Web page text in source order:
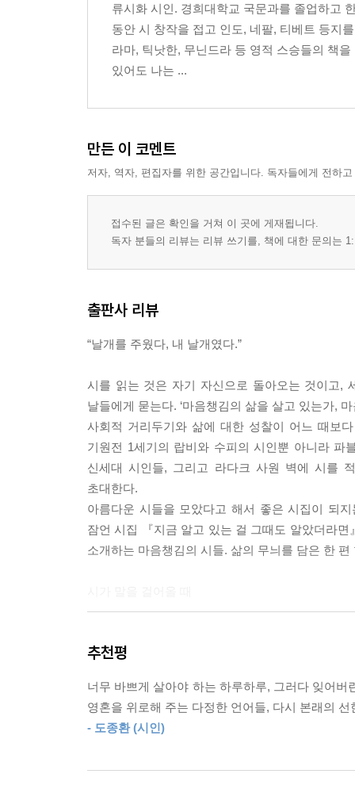
그 손이 이 손들이다 _ 마이클 로젠
하지 않은 죄 _ 마거릿 생스터
모기 _ 에이미 네주쿠마타틸
치유의 시간 _ 페샤 조이스 거틀러
인생의 흉터들 _ 엘라 휠러 윌콕스
가장 나쁜 일 _ 나짐 히크메트
산다 _ 다니카와 슌타로
흐르는 _ 존 오도나휴
너를 안아도 될까? _ 브래드 앤더슨
혼돈을 사랑하라 _ 알베르트 에스피노사
날개 _ 베라 파블로바
게슈탈트 기도문 _ 프리츠 펄스
네가 있는 곳에 도달하기 위해서는 _ T. S. 엘리엇
그녀는 내려놓았다 _ 새파이어 로즈
왜 목재 트럭 운전사는 선승보다 일찍 일어나는가
더 느리게 춤추라 _ 데이비드 L. 웨더포드
고양이는 옳다 _ 브라이언 패튼
산다는 것에 대해 _ 나짐 히크메트
연필 _ W. S. 머윈
내 인생 최악의 날에 _ 엘렌 바스
나는 걷는다 _ 랍비 힐렐
최고의 노래 _ 웬델 베리
희망 _ 리젤 뮬러
고요한 세상 _ 제프리 맥다니엘
류시화 시인. 경희대학교 국문과를 졸업하고
동안 시 창작을 접고 인도, 네팔, 티베트 등지
라마, 틱낫한, 무닌드라 등 영적 스승들의 책
있어도 나는 ...
만든 이 코멘트
저자, 역자, 편집자를 위한 공간입니다. 독자들에게 전하
접수된 글은 확인을 거쳐 이 곳에 게재됩니다.
독자 분들의 리뷰는 리뷰 쓰기를, 책에 대한 문의는
출판사 리뷰
“날개를 주웠다, 내 날개였다.”
시를 읽는 것은 자기 자신으로 돌아오는 것이고,
날들에게 묻는다. ‘마음챙김의 삶을 살고 있는가,
사회적 거리두기와 삶에 대한 성찰이 어느 때보
기원전 1세기의 랍비와 수피의 시인뿐 아니라 파
신세대 시인들, 그리고 라다크 사원 벽에 시를
초대한다.
아름다운 시들을 모았다고 해서 좋은 시집이 되
잠언 시집 『지금 알고 있는 걸 그때도 알았더라
소개하는 마음챙김의 시들. 삶의 무늬를 담은 한
영원히 너의 것이 된다.
그것들은 원을 그리며
너에게 돌아온다.
그것들은 너 자신의 일부가 된다.
추천평
너무 바쁘게 살아야 하는 하루하루, 그러다 잊어
영혼을 위로해 주는 다정한 언어들, 다시 본래의
- 도종환 (시인)